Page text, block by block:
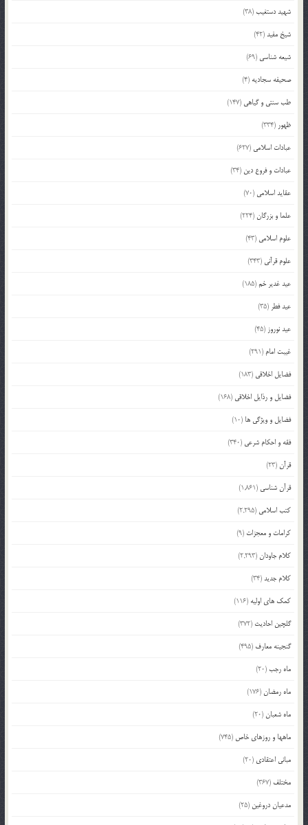
شهید دستغیب(38)
شیخ مفید(42)
شیعه شناسی (69)
صحیفه سجادیه (4)
طب سنتی و گیاهی (147)
ظهور (334)
عبادات اسلامی (627)
عبادات و فروع دین (34)
عقاید اسلامی (70)
علما و بزرگان(224)
علوم اسلامی (43)
علوم قرآنی (343)
عید غدیر خم(185)
عید فطر (35)
عید نوروز (45)
غیبت امام (291)
فضایل اخلاقی (183)
فضایل و رذایل اخلاقی (168)
فضایل و ویژگی ها (10)
فقه و احکام شرعی (340)
قرآن(23)
قرآن شناسی (1,861)
کتب اسلامی (2,295)
کرامات و معجزات (9)
کلام جاودان(2,293)
کلام جدید(34)
کمک های اولیه (116)
گلچین احادیث (372)
گنجینه معارف (495)
ماه رجب(20)
ماه رمضان(176)
ماه شعبان(20)
ماهها و روزهای خاص (745)
مبانی اعتقادی (20)
مختلف (367)
مدعیان دروغین (25)